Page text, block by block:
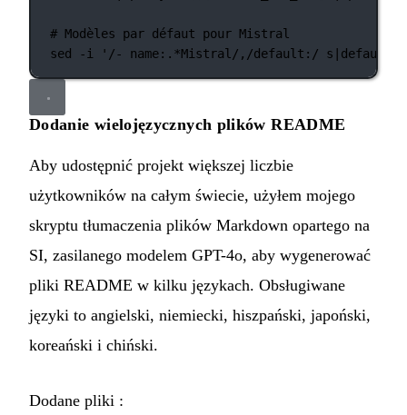
# Modèles par défaut pour Mistral
sed
-i '/- name:.*Mistral/,/default:/
Dodanie wielojęzycznych plików README
Aby udostępnić projekt większej liczbie
użytkowników na całym świecie, użyłem mojego
skryptu tłumaczenia plików Markdown opartego na
SI, zasilanego modelem GPT-4o, aby wygenerować
pliki README w kilku językach. Obsługiwane
języki to angielski, niemiecki, hiszpański, japoński,
koreański i chiński.
Dodane pliki :